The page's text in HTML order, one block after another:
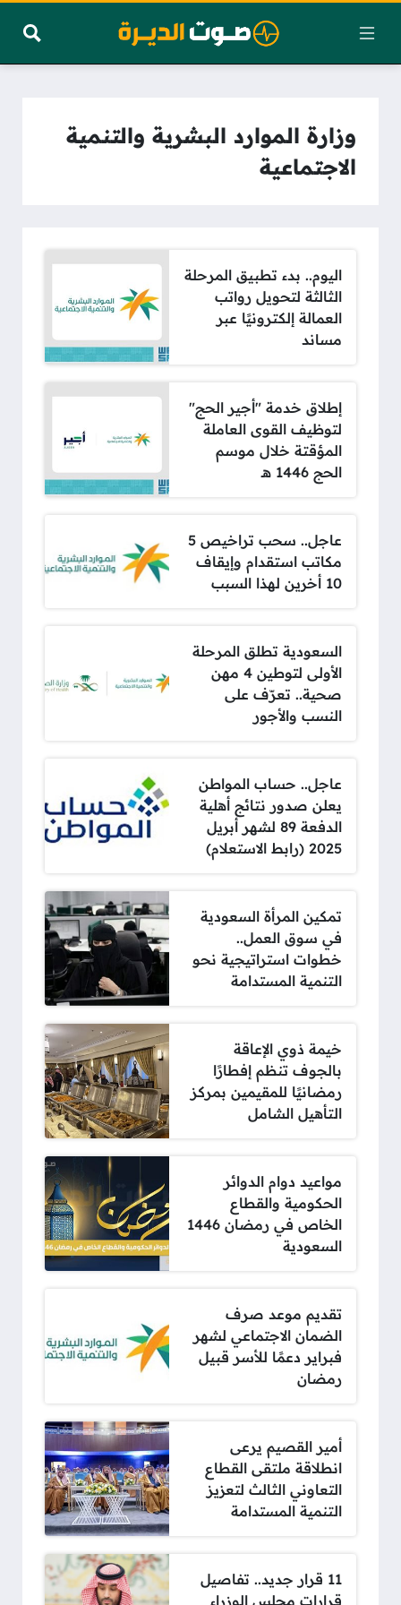
وزارة الموارد البشرية والتنمية
الاجتماعية
اليوم.. بدء تطبيق المرحلة
الثالثة لتحويل رواتب
العمالة إلكترونيًا عبر
مساند
إطلاق خدمة "أجير الحج"
لتوظيف القوى العاملة
المؤقتة خلال موسم
الحج 1446 هـ
عاجل.. سحب تراخيص 5
مكاتب استقدام وإيقاف
10 أخرين لهذا السبب
السعودية تطلق المرحلة
الأولى لتوطين 4 مهن
صحية.. تعرّف على
النسب والأجور
عاجل.. حساب المواطن
يعلن صدور نتائج أهلية
الدفعة 89 لشهر أبريل
2025 (رابط الاستعلام)
تمكين المرأة السعودية
في سوق العمل..
خطوات استراتيجية نحو
التنمية المستدامة
خيمة ذوي الإعاقة
بالجوف تنظم إفطارًا
رمضانيًا للمقيمين بمركز
التأهيل الشامل
مواعيد دوام الدوائر
الحكومية والقطاع
الخاص في رمضان 1446
السعودية
تقديم موعد صرف
الضمان الاجتماعي لشهر
فبراير دعمًا للأسر قبيل
رمضان
أمير القصيم يرعى
انطلاقة ملتقى القطاع
التعاوني الثالث لتعزيز
التنمية المستدامة
11 قرار جديد.. تفاصيل
قرارات مجلس الوزراء